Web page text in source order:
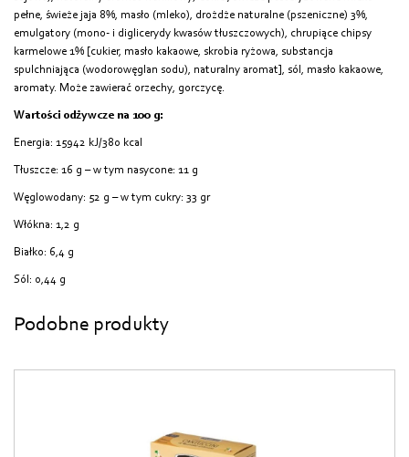
pełne, świeże jaja 8%, masło (mleko), drożdże naturalne (pszeniczne) 3%,
emulgatory (mono- i diglicerydy kwasów tłuszczowych), chrupiące chipsy
karmelowe 1% [cukier, masło kakaowe, skrobia ryżowa, substancja
spulchniająca (wodorowęglan sodu), naturalny aromat], sól, masło kakaowe,
aromaty. Może zawierać orzechy, gorczycę.
Wartości odżywcze na 100 g:
Energia: 15942 kJ/380 kcal
Tłuszcze: 16 g – w tym nasycone: 11 g
Węglowodany: 52 g – w tym cukry: 33 gr
Włókna: 1,2 g
Białko: 6,4 g
Sól: 0,44 g
Podobne produkty